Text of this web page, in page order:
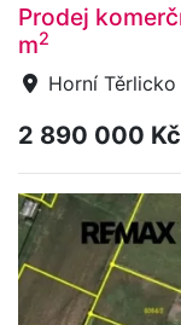
Prodej
m2
Horní Těrlicko
2 890 000 Kč